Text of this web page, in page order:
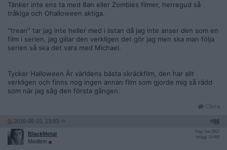
Tänker inte ens ta med 8an eller Zombies filmer, herregud så
tråkiga och Ohalloween aktiga.
''trean'' tar jag inte heller med i listan då jag inte anser den som en
film i serien, jag gillar den verkligen det gör jag men ska man följa
serien så ska det vara med Michael.
Tycker Halloween Är världens bästa skräckfilm, den har allt
verkligen och finns nog ingen annan film som gjorde mig så rädd
som när jag såg den första gången.
Citera
2016-05-15, 13:03 #86
BlackMetal
Medlem
Reg: Jan 2007
Inlägg: 14 650